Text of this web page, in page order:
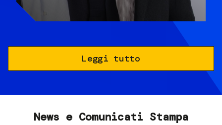
Leggi tutto
News e Comunicati Stampa